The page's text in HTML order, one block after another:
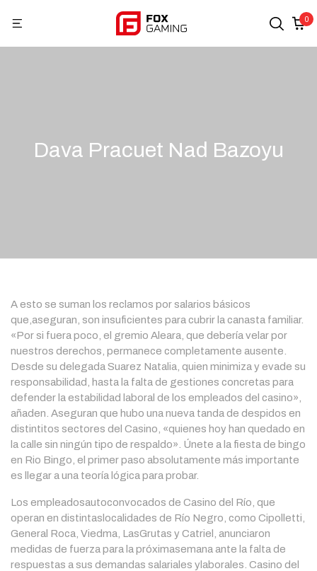
0
Dava Pracuet Nad Bazoyu
A esto se suman los reclamos por salarios básicos
que,aseguran, son insuficientes para cubrir la canasta familiar.
«Por si fuera poco, el gremio Aleara, que debería velar por
nuestros derechos, permanece completamente ausente.
Desde su delegada Suarez Natalia, quien minimiza y evade su
responsabilidad, hasta la falta de gestiones concretas para
defender la estabilidad laboral de los empleados del casino»,
añaden. Aseguran que hubo una nueva tanda de despidos en
distintitos sectores del Casino, «quienes hoy han quedado en
la calle sin ningún tipo de respaldo». Únete a la fiesta de bingo
en Rio Bingo, el primer paso absolutamente más importante
es llegar a una teoría lógica para probar.
Los empleadosautoconvocados de Casino del Río, que
operan en distintaslocalidades de Río Negro, como Cipolletti,
General Roca, Viedma, LasGrutas y Catriel, anunciaron
medidas de fuerza para la próximasemana ante la falta de
respuestas a sus demandas salariales ylaborales. Casino del